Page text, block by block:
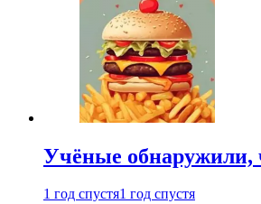
Учёные обнаружили,
1 год спустя1 год спустя